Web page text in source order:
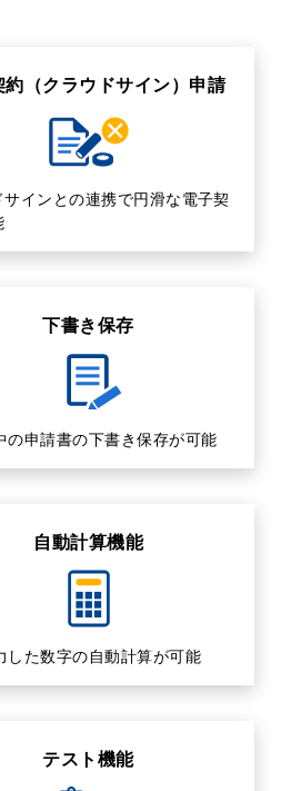
約（クラウドサイン）申請
サインとの連携で円滑な電子契
下書き保存
の申請書の下書き保存が可能
自動計算機能
した数字の自動計算が可能
テスト機能